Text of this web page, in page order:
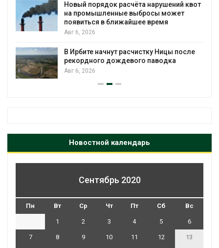
Новый порядок расчёта нарушений квот
на промышленные выбросы может
появиться в ближайшее время
Авг 6, 2026
В Ирбите начнут расчистку Ницы после
рекордного дождевого паводка
Авг 6, 2026
Новостной календарь
Сентябрь 2020
Пн Вт Ср Чт Пт Сб Вс
1 2 3 4 5 6
7 8 9 10 11 12 13